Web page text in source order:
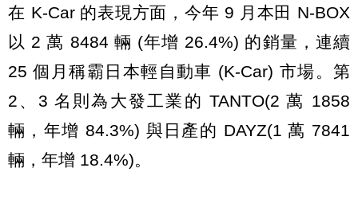
在 K-Car 的表現方面，今年 9 月本田 N-BOX
以 2 萬 8484 輛 (年增 26.4%) 的銷量，連續
25 個月稱霸日本輕自動車 (K-Car) 市場。第
2、3 名則為大發工業的 TANTO(2 萬 1858
輛，年增 84.3%) 與日產的 DAYZ(1 萬 7841
輛，年增 18.4%)。